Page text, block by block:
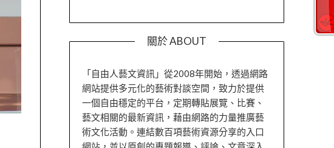
關於 ABOUT
「自由人藝文資訊」從2008年開始，透過網路
網站提供多元化的藝術對談空間，致力於提供
一個自由穩定的平台，定期轉貼展覽、比賽、
藝文相關的最新資訊，藉由網路的力量推廣藝
術文化活動。連結數百項藝術資源分享的入口